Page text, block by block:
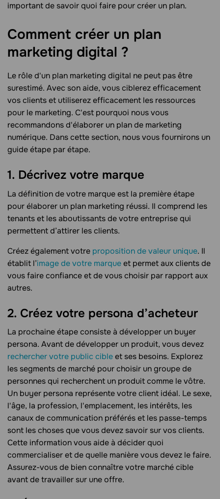
important de savoir quoi faire pour créer un plan.
Comment créer un plan
marketing digital ?
Le rôle d'un plan marketing digital ne peut pas être
surestimé. Avec son aide, vous ciblerez efficacement
vos clients et utiliserez efficacement les ressources
pour le marketing. C'est pourquoi nous vous
recommandons d'élaborer un plan de marketing
numérique. Dans cette section, nous vous fournirons un
guide étape par étape.
1. Décrivez votre marque
La définition de votre marque est la première étape
pour élaborer un plan marketing réussi. Il comprend les
tenants et les aboutissants de votre entreprise qui
permettent d’attirer les clients.
Créez également votre proposition de valeur unique. Il
établit l’image de votre marqueet permet aux clients de
vous faire confiance et de vous choisir par rapport aux
autres.
2. Créez votre persona d’acheteur
La prochaine étape consiste à développer un buyer
persona. Avant de développer un produit, vous devez
rechercher votre public cibleet ses besoins. Explorez
les segments de marché pour choisir un groupe de
personnes qui recherchent un produit comme le vôtre.
Un buyer persona représente votre client idéal. Le sexe,
l'âge, la profession, l'emplacement, les intérêts, les
canaux de communication préférés et les passe-temps
sont les choses que vous devez savoir sur vos clients.
Cette information vous aide à décider quoi
commercialiser et de quelle manière vous devez le faire.
Assurez-vous de bien connaître votre marché cible
avant de travailler sur une offre.